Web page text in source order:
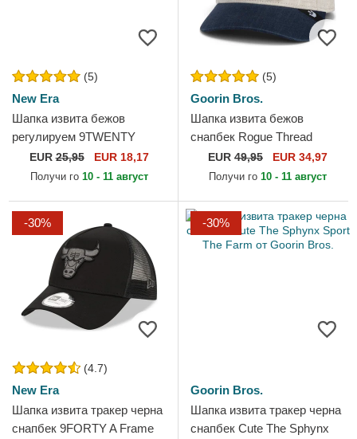
(5)
New Era
Шапка извита бежов
регулируем 9TWENTY
League Essential на Los
Angeles Dodgers MLB от
EUR25,95 EUR 18,17
Получи го 10 - 11 август
(5)
Goorin Bros.
Шапка извита бежов
снапбек Rogue Thread
Rebel Rugged Comfort The
Farm от Goorin Bros.
EUR 49,95 EUR 34,97
Получи го 10 - 11 август
-30%
(4.7)
New Era
Шапка извита тракер черна
снапбек 9FORTY A Frame
-30%
Goorin Bros.
Шапка извита тракер черна
снапбек Cute The Sphynx